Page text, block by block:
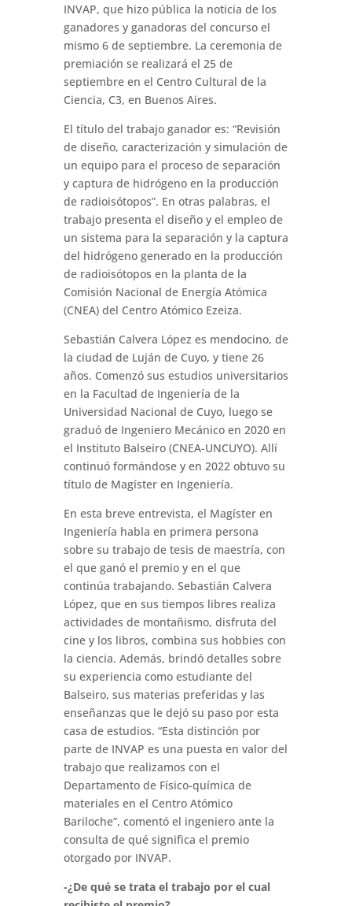
INVAP, que hizo pública la noticia de los
ganadores y ganadoras del concurso el
mismo 6 de septiembre. La ceremonia de
premiación se realizará el 25 de
septiembre en el Centro Cultural de la
Ciencia, C3, en Buenos Aires.
El título del trabajo ganador es: “Revisión
de diseño, caracterización y simulación de
un equipo para el proceso de separación
y captura de hidrógeno en la producción
de radioisótopos”. En otras palabras, el
trabajo presenta el diseño y el empleo de
un sistema para la separación y la captura
del hidrógeno generado en la producción
de radioisótopos en la planta de la
Comisión Nacional de Energía Atómica
(CNEA) del Centro Atómico Ezeiza.
Sebastián Calvera López es mendocino, de
la ciudad de Luján de Cuyo, y tiene 26
años. Comenzó sus estudios universitarios
en la Facultad de Ingeniería de la
Universidad Nacional de Cuyo, luego se
graduó de Ingeniero Mecánico en 2020 en
el Instituto Balseiro (CNEA-UNCUYO). Allí
continuó formándose y en 2022 obtuvo su
título de Magíster en Ingeniería.
En esta breve entrevista, el Magíster en
Ingeniería habla en primera persona
sobre su trabajo de tesis de maestría, con
el que ganó el premio y en el que
continúa trabajando. Sebastián Calvera
López, que en sus tiempos libres realiza
actividades de montañismo, disfruta del
cine y los libros, combina sus hobbies con
la ciencia. Además, brindó detalles sobre
su experiencia como estudiante del
Balseiro, sus materias preferidas y las
enseñanzas que le dejó su paso por esta
casa de estudios. “Esta distinción por
parte de INVAP es una puesta en valor del
trabajo que realizamos con el
Departamento de Físico-química de
materiales en el Centro Atómico
Bariloche”, comentó el ingeniero ante la
consulta de qué significa el premio
otorgado por INVAP.
-¿De qué se trata el trabajo por el cual